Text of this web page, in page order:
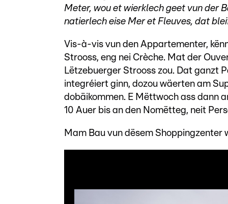
Meter, wou et wierklech geet vun der
natierlech eise Mer et Fleuves, dat
Vis-à-vis vun den Appartementer,
Strooss, eng nei Crèche. Mat der
Lëtzebuerger Strooss zou. Dat ganzt
integréiert ginn, dozou wäerten am
dobäikommen. E Mëttwoch ass dann
10 Auer bis an den Nomëtteg, neit
Mam Bau vun dësem